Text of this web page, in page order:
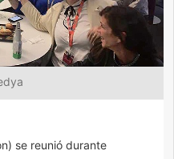
se reunió durante